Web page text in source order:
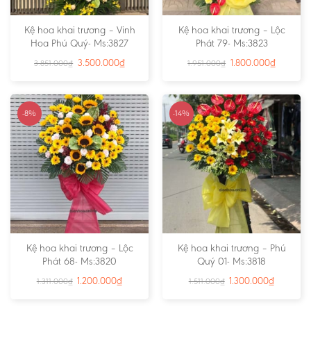
Kệ hoa khai trương – Vinh
Hoa Phú Quý- Ms:3827
3.851.000₫ 3.500.000₫
Kệ hoa khai trương – Lộc
Phát 79- Ms:3823
1.951.000₫ 1.800.000₫
-8%
Kệ hoa khai trương – Lộc
Phát 68- Ms:3820
1.311.000₫ 1.200.000₫
-14%
Kệ hoa khai trương – Phú
Quý 01- Ms:3818
1.511.000₫ 1.300.000₫